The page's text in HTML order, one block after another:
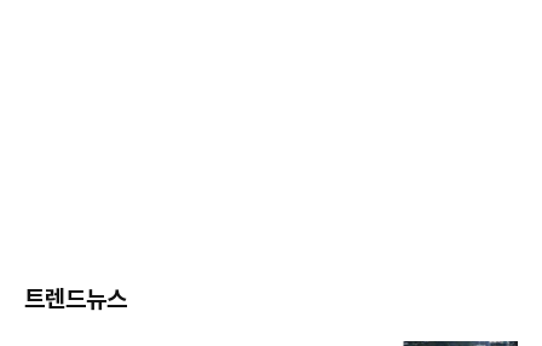
트렌드뉴스